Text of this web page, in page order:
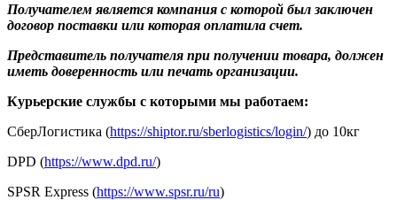
Получателем является компания с которой был заключен
договор поставки или которая оплатила счет.
Представитель получателя при получении товара, должен
иметь доверенность или печать организации.
Курьерские службы с которыми мы работаем:
СберЛогистика (https://shiptor.ru/sberlogistics/login/) до 10кг
DPD (https://www.dpd.ru/)
SPSR Express (https://www.spsr.ru/ru)